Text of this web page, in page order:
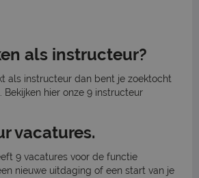
als instructeur?
als instructeur dan bent je zoektocht
Bekijken hier onze 9 instructeur
vacatures.
9 vacatures voor de functie
nieuwe uitdaging of een start van je